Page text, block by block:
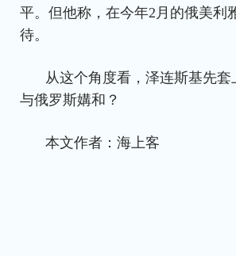
平。但他称，在今年2月的俄美利
待。
从这个角度看，泽连斯基先
与俄罗斯媾和？
本文作者：海上客